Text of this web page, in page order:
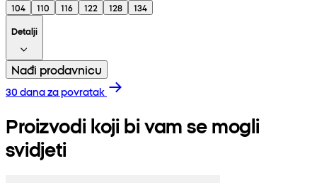
104 110 116 122 128
134
Detalji
Nađi prodavnicu
30 dana za povratak
Proizvodi koji bi vam se mogli
svidjeti